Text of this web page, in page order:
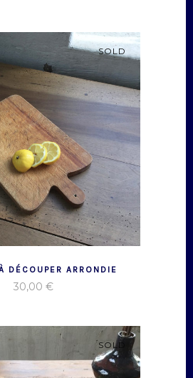
SOLD
DÉCOUPER ARRONDIE
30,00 €
SOLD